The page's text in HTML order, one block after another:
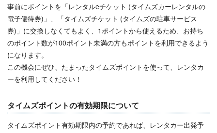
事前にポイントを「レンタルeチケット (タイムズカーレンタルの
電子優待券)」、「タイムズチケット (タイムズの駐車サービス
券)」に交換しなくてもよく、1ポイントから使えるため、お持ち
のポイント数が100ポイント未満の方もポイントを利用できるよう
になります。
この機会にぜひ、たまったタイムズポイントを使って、レンタカ
ーを利用してください！
タイムズポイントの有効期限について
タイムズポイント有効期限内の予約であれば、レンタカー出発予